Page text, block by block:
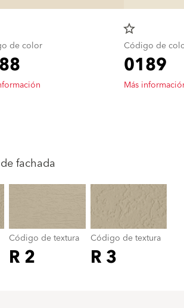
de color
star_border
Código de
0189
Más
fachada
Código de textura
R 2
Código de textura
R 3
color_name